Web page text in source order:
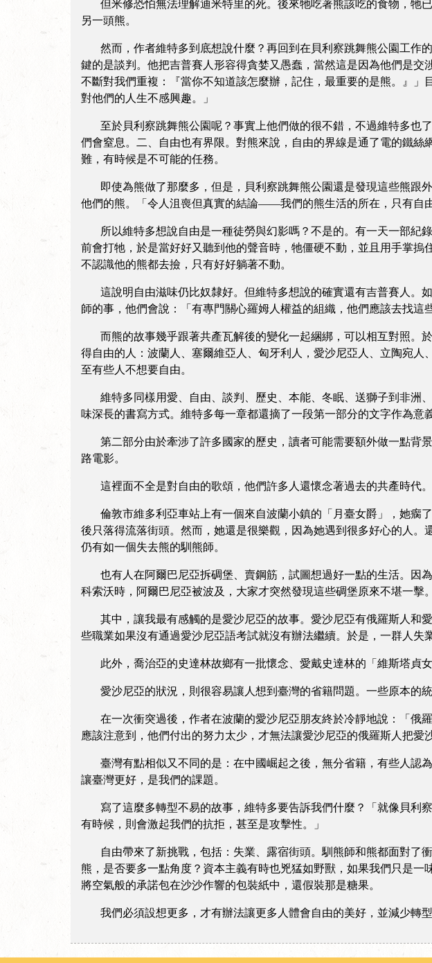
但米修恐怕無法理解迪米特里的死。後來牠吃著熊該吃的食物，牠
另一頭熊。
然而，作者維特多到底想說什麼？再回到在貝利察跳舞熊公園工作
鍵的是談判。他把吉普賽人形容得貪婪又愚蠢，當然這是因為他們是
不斷對我們重複：『當你不知道該怎麼辦，記住，最重要的是熊。』
對他們的人生不感興趣。」
至於貝利察跳舞熊公園呢？事實上他們做的很不錯，不過維特多也
們會窒息。二、自由也有界限。對熊來說，自由的界線是通了電的鐵
難，有時候是不可能的任務。
即使為熊做了那麼多，但是，貝利察跳舞熊公園還是發現這些熊跟
他們的熊。「令人沮喪但真實的結論——我們的熊生活的所在，只有自
所以維特多想說自由是一種徒勞與幻影嗎？不是的。有一天一部紀
前會打牠，於是當好好又聽到他的聲音時，牠僵硬不動，並且用手掌
不認識他的熊都去撿，只有好好躺著不動。
這說明自由滋味仍比奴隸好。但維特多想說的確實還有吉普賽人。
師的事，他們會說：「有專門關心羅姆人權益的組織，他們應該去找這
而熊的故事幾乎跟著共產瓦解後的變化一起綑綁，可以相互對照。
得自由的人：波蘭人、塞爾維亞人、匈牙利人，愛沙尼亞人、立陶宛
至有些人不想要自由。
維特多同樣用愛、自由、談判、歷史、本能、冬眠、送獅子到非洲
味深長的書寫方式。維特多每一章都還摘了一段第一部分的文字作為意
第二部分由於牽涉了許多國家的歷史，讀者可能需要額外做一點背
路電影。
這裡面不全是對自由的歌頌，他們許多人還懷念著過去的共產時代
倫敦市維多利亞車站上有一個來自波蘭小鎮的「月臺女爵」，她瘸
後只落得流落街頭。然而，她還是很樂觀，因為她遇到很多好心的人
仍有如一個失去熊的馴熊師。
也有人在阿爾巴尼亞拆碉堡、賣鋼筋，試圖想過好一點的生活。因
科索沃時，阿爾巴尼亞被波及，大家才突然發現這些碉堡原來不堪一擊
其中，讓我最有感觸的是愛沙尼亞的故事。愛沙尼亞有俄羅斯人和
些職業如果沒有通過愛沙尼亞語考試就沒有辦法繼續。於是，一群人失
此外，喬治亞的史達林故鄉有一批懷念、愛戴史達林的「維斯塔貞
愛沙尼亞的狀況，則很容易讓人想到臺灣的省籍問題。一些原本的
在一次衝突過後，作者在波蘭的愛沙尼亞朋友終於冷靜地說：「俄
應該注意到，他們付出的努力太少，才無法讓愛沙尼亞的俄羅斯人把愛
臺灣有點相似又不同的是：在中國崛起之後，無分省籍，有些人認
讓臺灣更好，是我們的課題。
寫了這麼多轉型不易的故事，維特多要告訴我們什麼？「就像貝利
有時候，則會激起我們的抗拒，甚至是攻擊性。」
自由帶來了新挑戰，包括：失業、露宿街頭。馴熊師和熊都面對了
熊，是否要多一點角度？資本主義有時也兇猛如野獸，如果我們只是
將空氣般的承諾包在沙沙作響的包裝紙中，還假裝那是糖果。
我們必須設想更多，才有辦法讓更多人體會自由的美好，並減少轉型